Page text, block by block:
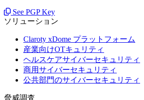
See PGP Key
ソリューション
Claroty xDome プラットフォーム
産業向けOTキュリティ
ヘルスケアサイバーセキュリティ
商用サイバーセキュリティ
公共部門のサイバーセキュリティ
脅威調査